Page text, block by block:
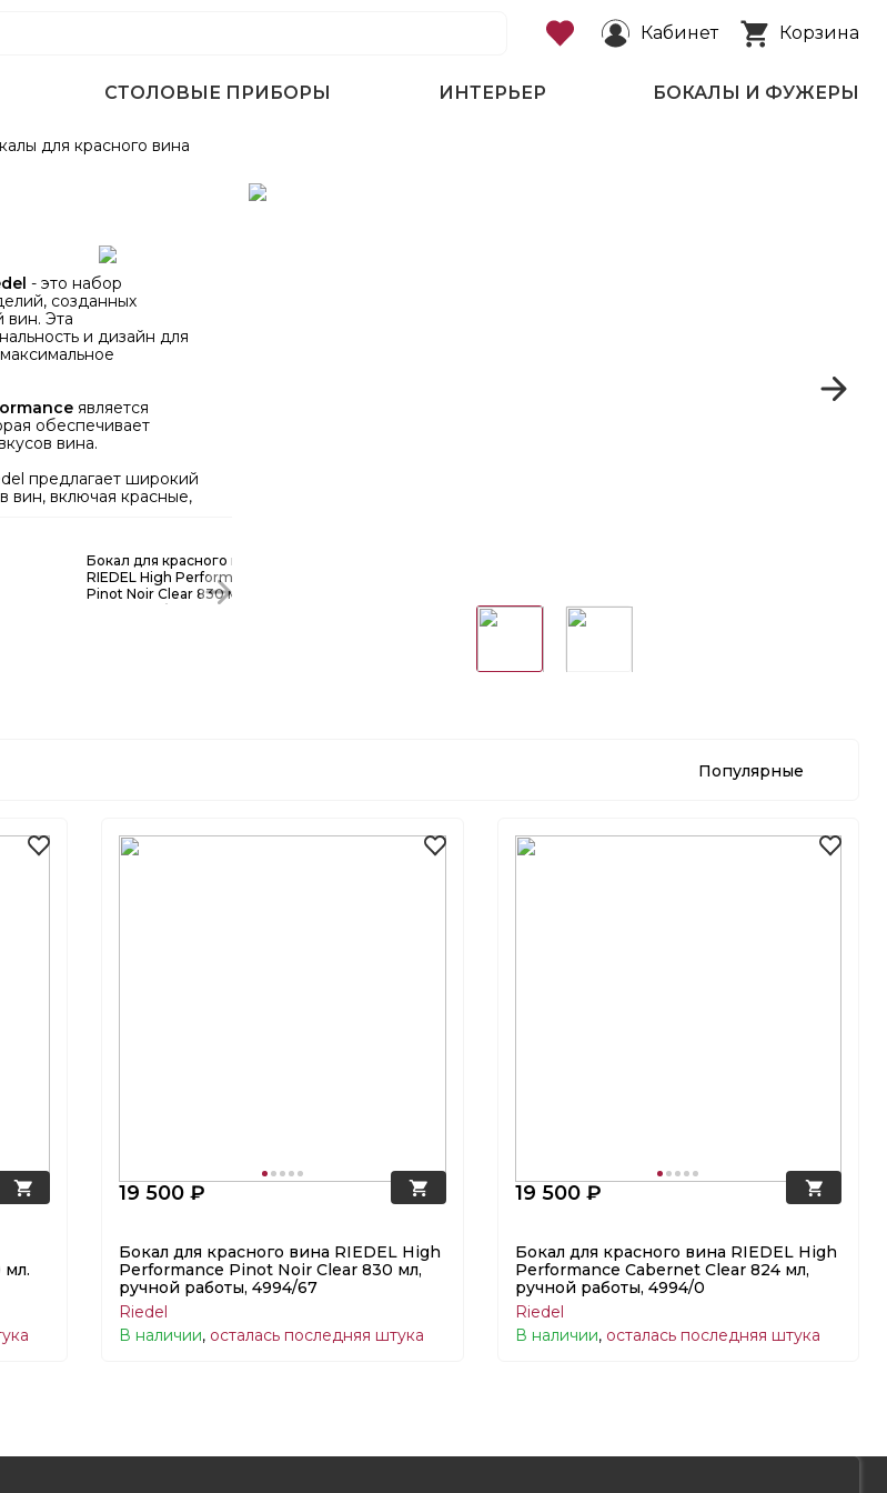
Кабинет Корзина
СТОЛОВЫЕ ПРИБОРЫ ИНТЕРЬЕР БОКАЛЫ И ФУЖЕРЫ
для красного вина
- это набор
созданных
вин. Эта
и дизайн для
является
обеспечивает
вина.
предлагает широкий
вин, включая красные,
для любого повода
Бокал для красного вина
RIEDEL High Performance
Pinot Noir Clear 830 мл,
работы, 4994/15
Популярные
мл.
19 500 ₽
Бокал для красного вина RIEDEL High
Performance Pinot Noir Clear 830 мл,
ручной работы, 4994/67
Riedel
В наличии, осталась последняя штука
19 500 ₽
Бокал для красного вина RIEDEL High
Performance Cabernet Clear 824 мл,
ручной работы, 4994/0
Riedel
В наличии, осталась последняя штука